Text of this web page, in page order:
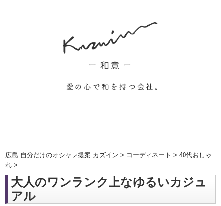
広島 自分だけのオシャレ提案 カズイン > コーディネート >40代おしゃ
れ >
大人のワンランク上なゆるいカジュ
アル